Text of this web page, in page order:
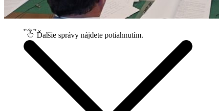
Ďalšie správy nájdete potiahnutím.